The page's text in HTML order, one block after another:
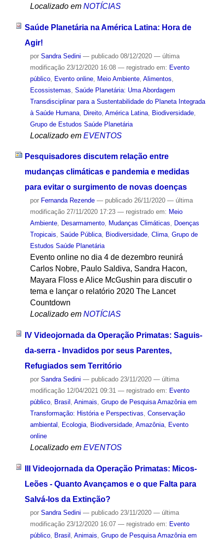
Localizado em NOTÍCIAS
Saúde Planetária na América Latina: Hora de
Agir!
por Sandra Sedini — publicado08/12/2020 — última
modificação23/12/2020 16:08 — registrado em: Evento
público, Evento online, Meio Ambiente, Alimentos
Ecossistemas Saúde Planetária: Uma Abordagem
Transdisciplinar para a Sustentabilidade do Planeta Integrada
à Saúde Humana, Direito, América Latina, Biodiversidade,
Grupo de Estudos Saúde Planetária
Localizado em EVENTOS
Pesquisadores discutem relação entre
mudanças climáticas e pandemia e medidas
para evitar o surgimento de novas doenças
por Fernanda Rezende — publicado26/11/2020 — última
modificação27/11/2020 17:23 — registrado em: Meio
Ambiente, Desarmamento, Mudanças Climáticas, Doenças
Tropicais, Saúde Pública, Biodiversidade, Clima, Grupo de
Estudos Saúde Planetária
Evento online no dia 4 de dezembro reunirá
Carlos Nobre, Paulo Saldiva, Sandra Hacon,
Mayara Floss e Alice McGushin para discutir o
tema e lançar o relatório 2020 The Lancet
Countdown
Localizado em NOTÍCIAS
IV Videojornada da Operação Primatas: Saguis-
da-serra - Invadidos por seus Parentes,
Refugiados sem Território
por Sandra Sedini — publicado23/11/2020 — última
modificação12/04/2021 09:31 — registrado em: Evento
público, Brasil , Animais, Grupo de Pesquisa Amazônia em
Transformação: História e Perspectivas, Conservação
ambiental , Ecologia, Biodiversidade, Amazônia, Evento
online
Localizado em EVENTOS
III Videojornada da Operação Primatas: Micos-
Leões - Quanto Avançamos e o que Falta para
Salvá-los da Extinção?
por Sandra Sedini — publicado23/11/2020 — última
modificação23/12/2020 16:07 — registrado em: Evento
público, Brasil Animais Grupo de Pesquisa Amazônia em